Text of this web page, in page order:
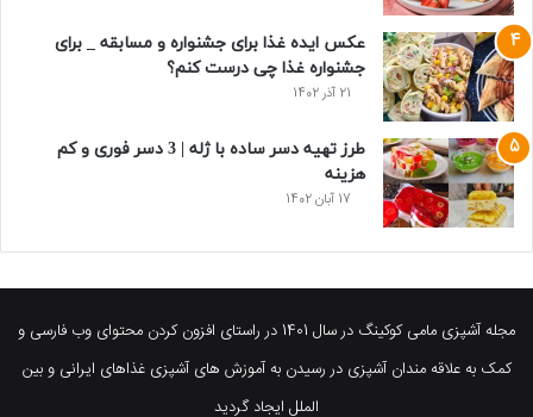
عکس ایده غذا برای جشنواره و مسابقه _ برای
جشنواره غذا چی درست کنم؟
21 آذر 1402
طرز تهیه دسر ساده با ژله | 3 دسر فوری و کم
هزینه
17 آبان 1402
مجله آشپزی مامی کوکینگ در سال 1401 در راستای افزون کردن محتوای وب فارسی و
کمک به علاقه مندان آشپزی در رسیدن به آموزش های آشپزی غذاهای ایرانی و بین
الملل ایجاد گردید